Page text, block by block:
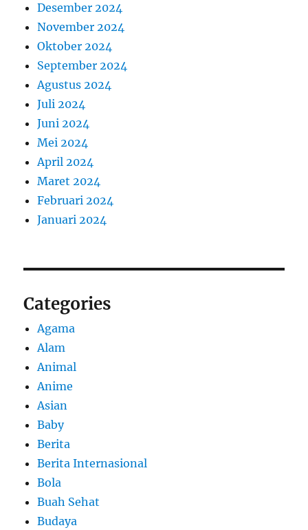
Desember 2024
November 2024
Oktober 2024
September 2024
Agustus 2024
Juli 2024
Juni 2024
Mei 2024
April 2024
Maret 2024
Februari 2024
Januari 2024
Categories
Agama
Alam
Animal
Anime
Asian
Baby
Berita
Berita Internasional
Bola
Buah Sehat
Budaya